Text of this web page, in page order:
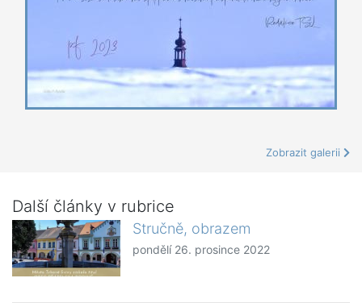
Zobrazit galerii
Další články v rubrice
Stručně, obrazem
pondělí 26. prosince 2022